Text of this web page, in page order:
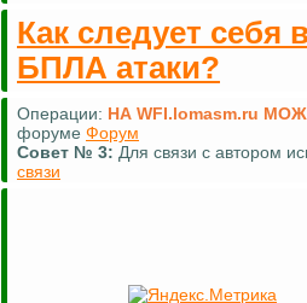
Как следует себя
БПЛА атаки?
Операции: НА WFI.lomasm.ru
форуме Форум
Совет № 3: Для связи с автором
связи